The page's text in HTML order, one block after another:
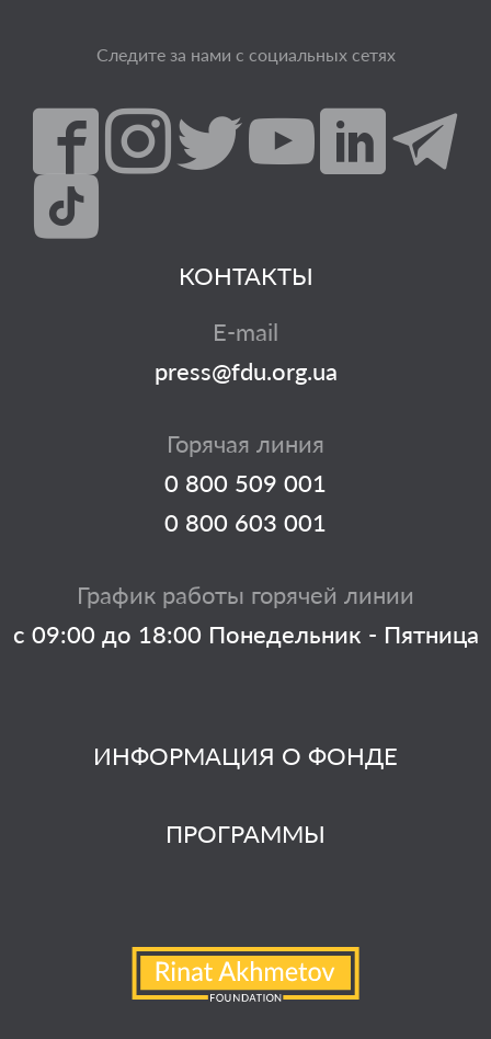
Следите за нами с социальных сетях
ИНФОРМАЦИЯ О ФОНДЕ
ПРОГРАММЫ
КОНТАКТЫ
E-mail
press@fdu.org.ua
Горячая линия
0 800 509 001
0 800 603 001
График работы горячей линии
с 09:00 до 18:00 Понедельник - Пятница